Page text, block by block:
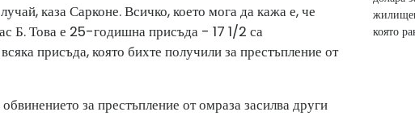
каза Сарконе. Всичко, което мога да кажа е, че
Б. Това е 25-годишна присъда - 17 1/2 са
присъда, която бихте получили за престъпление от
за престъпление от омраза засилва други